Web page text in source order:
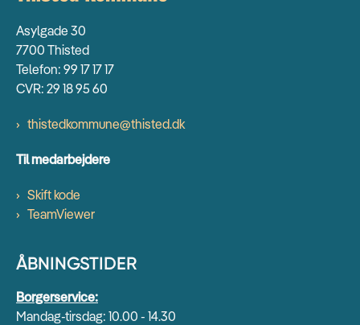
Asylgade 30
7700 Thisted
Telefon: 99 17 17 17
CVR: 29 18 95 60
thistedkommune@thisted.dk
Til medarbejdere
Skift kode
TeamViewer
ÅBNINGSTIDER
Borgerservice:
Mandag-tirsdag: 10.00 - 14.30